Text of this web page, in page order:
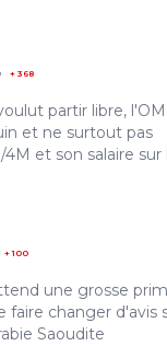
+ 368
partir libre,
et ne surtout pas
et son salaire sur
+100
une grosse
faire changer d'avis
Saoudite